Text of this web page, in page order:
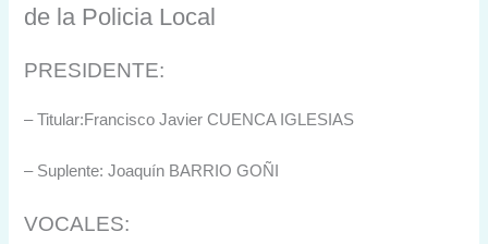
de la Policia Local
PRESIDENTE:
– Titular:Francisco Javier CUENCA IGLESIAS
– Suplente: Joaquín BARRIO GOÑI
VOCALES: